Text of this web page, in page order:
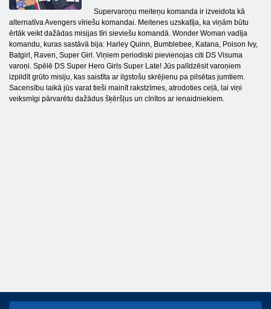
Supervaroņu meiteņu komanda ir izveidota kā
alternatīva Avengers vīriešu komandai. Meitenes uzskatīja, ka viņām būtu
ērtāk veikt dažādas misijas tīri sieviešu komandā. Wonder Woman vadīja
komandu, kuras sastāvā bija: Harley Quinn, Bumblebee, Katana, Poison Ivy,
Batgirl, Raven, Super Girl. Viņiem periodiski pievienojas citi DS Visuma
varoņi. Spēlē DS Super Hero Girls Super Late! Jūs palīdzēsit varoņiem
izpildīt grūto misiju, kas saistīta ar ilgstošu skrējienu pa pilsētas jumtiem.
Sacensību laikā jūs varat tieši mainīt rakstzīmes, atrodoties ceļā, lai viņi
veiksmīgi pārvarētu dažādus šķēršļus un cīnītos ar ienaidniekiem.